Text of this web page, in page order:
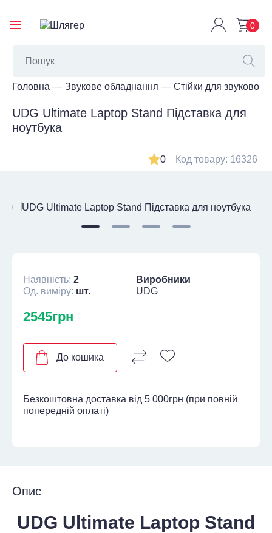
0
Головна Звукове обладнання Стійки для
UDG Ultimate Laptop Stand Підставка для
ноутбука
0 Код товару: 16326
Наявність: 2
Од. виміру: шт.
Виробники
UDG
2545грн
До кошика
Безкоштовна доставка від 5 000грн (при повній
попередній оплаті)
Опис
UDG Ultimate Laptop Stand